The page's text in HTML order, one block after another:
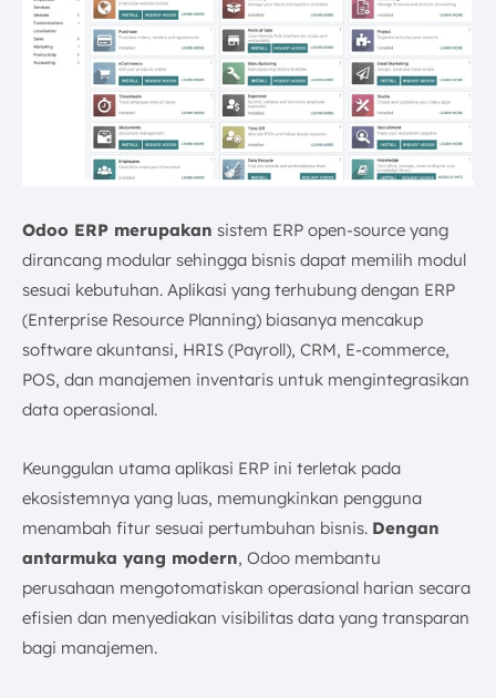
Odoo ERP merupakan sistem ERP open-source yang
dirancang modular sehingga bisnis dapat memilih modul
sesuai kebutuhan. Aplikasi yang terhubung dengan ERP
(Enterprise Resource Planning) biasanya mencakup
software akuntansi, HRIS (Payroll), CRM, E-commerce,
POS, dan manajemen inventaris untuk mengintegrasikan
data operasional.
Keunggulan utama aplikasi ERP ini terletak pada
ekosistemnya yang luas, memungkinkan pengguna
menambah fitur sesuai pertumbuhan bisnis. Dengan
antarmuka yang modern, Odoo membantu
perusahaan mengotomatiskan operasional harian secara
efisien dan menyediakan visibilitas data yang transparan
bagi manajemen.